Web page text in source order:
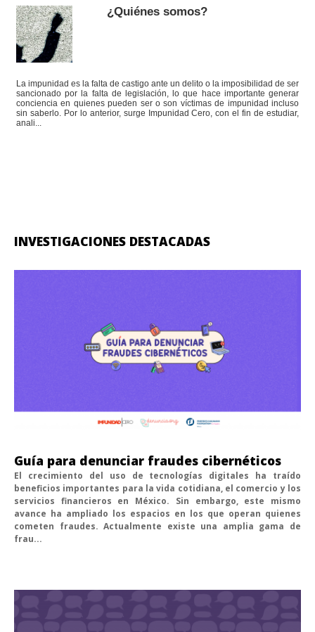
¿Quiénes somos?
La impunidad es la falta de castigo ante un delito o la imposibilidad de ser
sancionado por la falta de legislación, lo que hace importante generar
conciencia en quienes pueden ser o son víctimas de impunidad incluso
sin saberlo. Por lo anterior, surge Impunidad Cero, con el fin de estudiar,
anali...
INVESTIGACIONES DESTACADAS
Guía para denunciar fraudes cibernéticos
El crecimiento del uso de tecnologías digitales ha traído
beneficios importantes para la vida cotidiana, el comercio y los
servicios financieros en México. Sin embargo, este mismo
avance ha ampliado los espacios en los que operan quienes
cometen fraudes. Actualmente existe una amplia gama de
frau...